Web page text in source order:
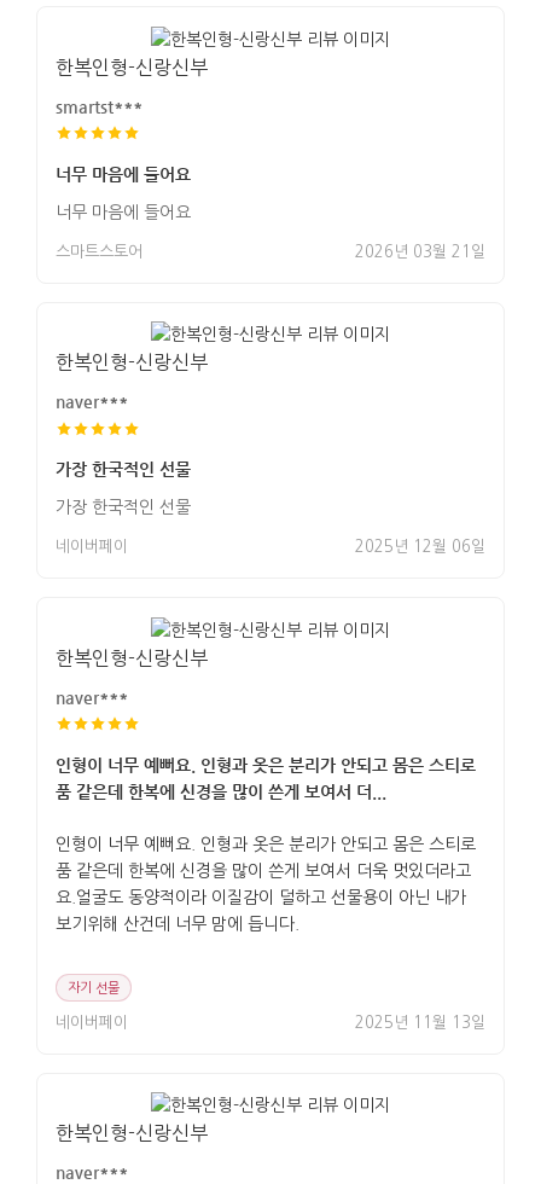
한복인형-신랑신부
smartst***
너무 마음에 들어요
너무 마음에 들어요
스마트스토어 2026년 03월 21일
한복인형-신랑신부
naver***
가장 한국적인 선물
가장 한국적인 선물
네이버페이 2025년 12월 06일
한복인형-신랑신부
naver***
인형이 너무 예뻐요. 인형과 옷은 분리가 안되고 몸은 스티로
품 같은데 한복에 신경을 많이 쓴게 보여서 더...
인형이 너무 예뻐요. 인형과 옷은 분리가 안되고 몸은 스티로
품 같은데 한복에 신경을 많이 쓴게 보여서 더욱 멋있더라고
요.얼굴도 동양적이라 이질감이 덜하고 선물용이 아닌 내가
보기위해 산건데 너무 맘에 듭니다.
자기 선물
네이버페이 2025년 11월 13일
한복인형-신랑신부
naver***